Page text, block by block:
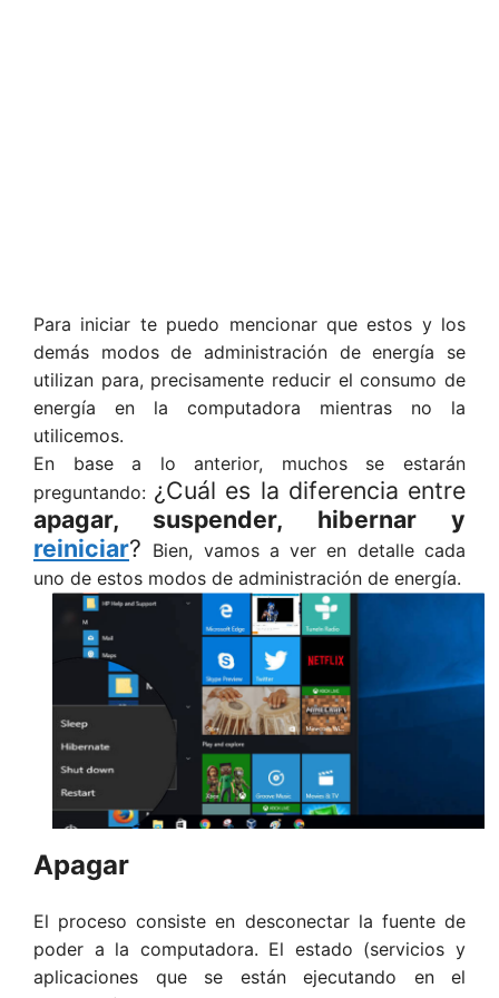
Para iniciar te puedo mencionar que estos y los
demás modos de administración de energía se
utilizan para, precisamente reducir el consumo de
energía en la computadora mientras no la
utilicemos.
En base a lo anterior, muchos se estarán
preguntando: ¿Cuál es la diferencia entre
apagar, suspender, hibernar y
reiniciar? Bien, vamos a ver en detalle cada
uno de estos modos de administración de energía.
Apagar
El proceso consiste en desconectar la fuente de
poder a la computadora. El estado (servicios y
aplicaciones que se están ejecutando en el